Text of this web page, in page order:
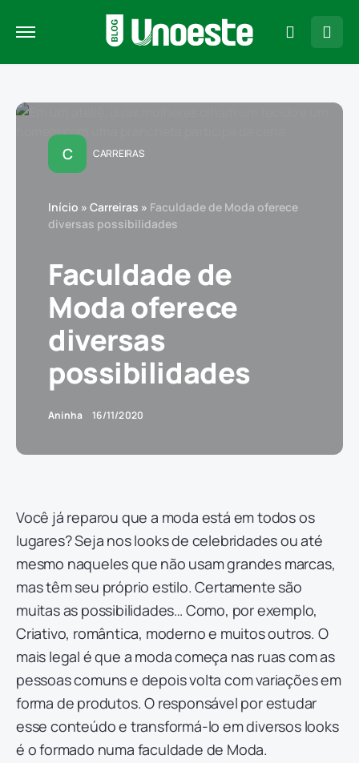
C CARREIRAS
Início » Carreiras » Faculdade de Moda oferece
diversas possibilidades
Faculdade de
Moda oferece
diversas
possibilidades
Aninha 16/11/2020
Você já reparou que a moda está em todos os
lugares? Seja nos looks de celebridades ou até
mesmo naqueles que não usam grandes marcas,
mas têm seu próprio estilo. Certamente são
muitas as possibilidades… Como, por exemplo,
Criativo, romântica, moderno e muitos outros. O
mais legal é que a moda começa nas ruas com as
pessoas comuns e depois volta com variações em
forma de produtos. O responsável por estudar
esse conteúdo e transformá-lo em diversos looks
é o formado numa faculdade de Moda.